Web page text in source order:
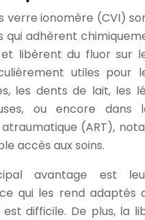
verre ionomère (CVI)
qui adhèrent
libèrent du fluor sur
utiles pour
les dents de lait, les
ou encore
(ART),
accès aux soins.
avantage est
ce qui les rend adaptés
est difficile. De plus, la